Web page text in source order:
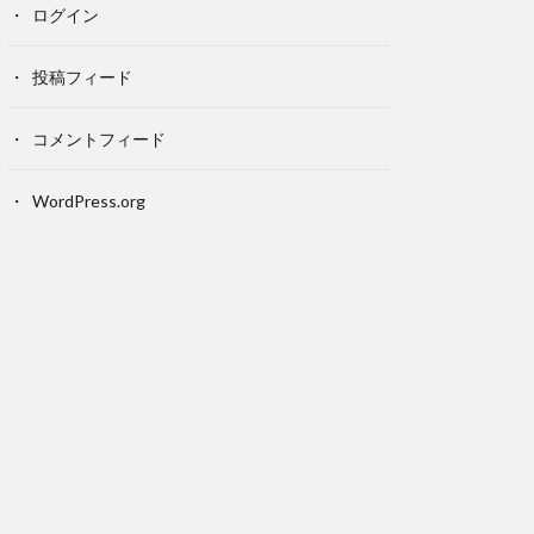
ログイン
投稿フィード
コメントフィード
WordPress.org